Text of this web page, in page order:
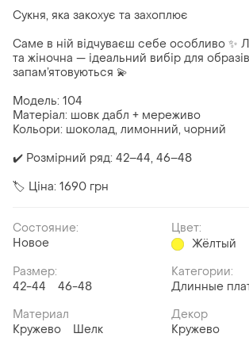
Сукня, яка закохує та захоплює
Саме в ній відчуваєш себе особливо ✨
та жіночна — ідеальний вибір для
запам’ятовуються 💫
Модель: 104
Матеріал: шовк дабл + мереживо
Кольори: шоколад, лимонний, чорний
✔️ Розмірний ряд: 42–44, 46–48
🏷 Ціна: 1690 грн
Состояние:
Новое
Цвет:
Жёлтый
Размер:
42-44
46-48
Категории:
Длинные
Материал
Кружево
Шелк
Декор
Кружево